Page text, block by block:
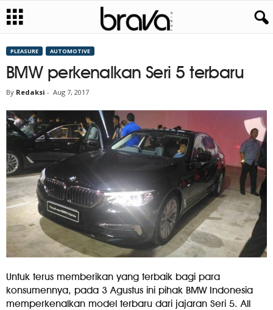
PLEASURE AUTOMOTIVE
BMW perkenalkan Seri 5 terbaru
By Redaksi - Aug 7, 2017
Untuk terus memberikan yang terbaik bagi para
konsumennya, pada 3 Agustus ini pihak BMW Indonesia
memperkenalkan model terbaru dari jajaran Seri 5. All